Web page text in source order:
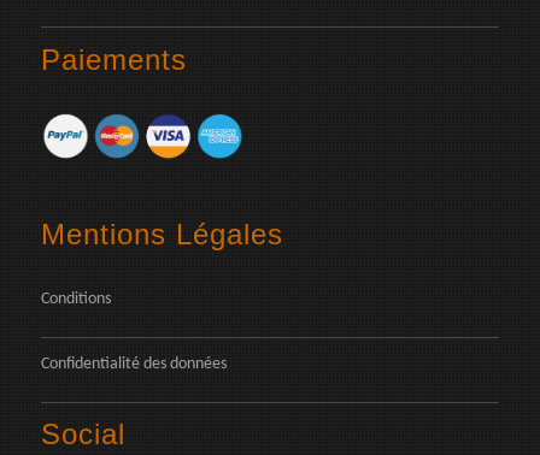
Paiements
Mentions Légales
Conditions
Confidentialité des données
Social